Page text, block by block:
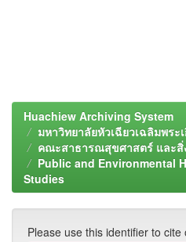
Huachiew Archiving System
มหาวิทยาลัยหัวเฉียวเฉลิมพระ
คณะสาธารณสุขศาสตร์ และสิ่
Public and Environmental
Studies
Please use this identifier to cite